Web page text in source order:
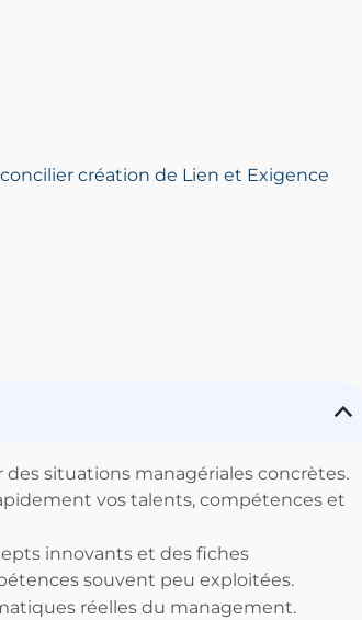
concilier création de Lien et Exigence
situations managériales concrètes.
vos talents, compétences et
innovants et des fiches
souvent peu exploitées.
réelles du management.